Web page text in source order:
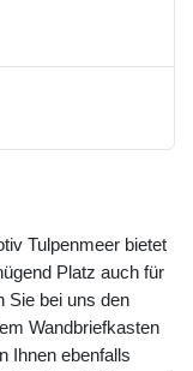
Tulpenmeer bietet
Platz auch für
Sie bei uns den
Wandbriefkasten
Ihnen ebenfalls